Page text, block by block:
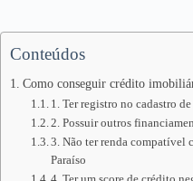
Conteúdos
Como conseguir crédito
1. Ter registro no cadastro
2. Possuir outros
3. Não ter renda compatível
Paraíso